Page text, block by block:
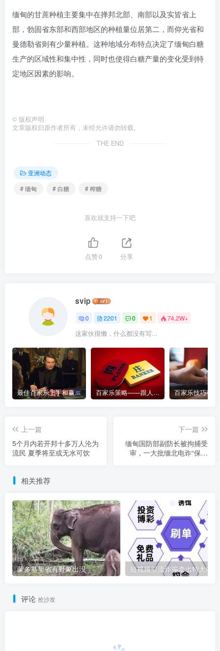
缅甸的甘蔗种植主要集中在掸邦北部、南部以及实皆省上
部，勃固省东部和西部地区的种植量位居第二，而仰光省和
曼德勒省则有少量种植。这种地域分布特点决定了缅甸白糖
生产的区域性和集中性，同时也使得白糖产量的变化受到特
定地区因素的影响。
© 版权声明
文章版权归原作者所有，未经允许请勿转载。
THE END
亚洲动态
# 缅甸
# 白糖 # 榨糖
喜欢就支持一下吧
点赞0 分享
svip
0 2201 0 1 74.2W+
这家伙很懒，什么都没有写...
最佳百家乐上手和赢钱指南 – 终极版 百家乐策略——跟人胜过跟路
上一篇
5个月内若开邦十多万人沦为
流民 夏季将至或无水可饮
下一篇
缅甸国防部副防长被拘捕受
审，一大批缅北电诈“保护
相关推荐
蒙多基里省有野象出没
评论 抢沙发